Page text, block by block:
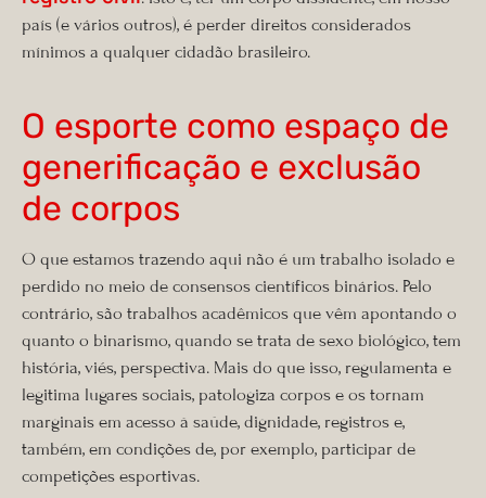
país (e vários outros), é perder direitos considerados
mínimos a qualquer cidadão brasileiro.
O esporte como espaço de
generificação e exclusão
de corpos
O que estamos trazendo aqui não é um trabalho isolado e
perdido no meio de consensos científicos binários. Pelo
contrário, são trabalhos acadêmicos que vêm apontando o
quanto o binarismo, quando se trata de sexo biológico, tem
história, viés, perspectiva. Mais do que isso, regulamenta e
legitima lugares sociais, patologiza corpos e os tornam
marginais em acesso à saúde, dignidade, registros e,
também, em condições de, por exemplo, participar de
competições esportivas.